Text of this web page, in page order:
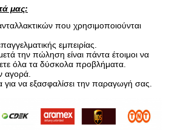
μας:
που χρησιμοποιούνται
εμπειρίας.
την πώληση είναι πάντα έτοιμοι να
όλα τα δύσκολα προβλήματα.
αγορά.
να εξασφαλίσει την παραγωγή σας.